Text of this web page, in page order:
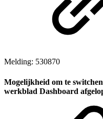
Melding: 530870
Mogelijkheid om te
werkblad Dashboard